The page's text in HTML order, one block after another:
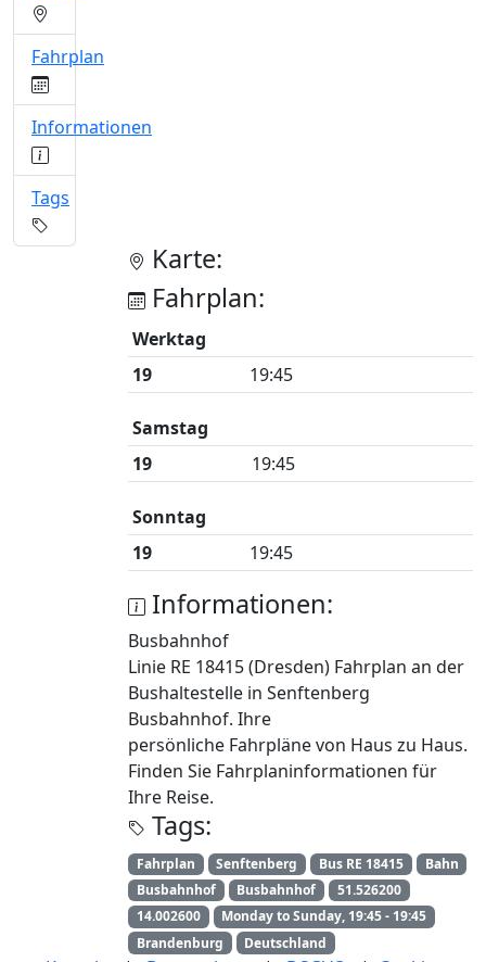
Karte:
Fahrplan:
Werktag
19
19:45
Samstag
19
19:45
Sonntag
19
19:45
Informationen:
Busbahnhof
Linie RE 18415 (Dresden) Fahrplan an der
Bushaltestelle in Senftenberg
Busbahnhof. Ihre
persönliche Fahrpläne von Haus zu Haus.
Finden Sie Fahrplaninformationen für
Ihre Reise.
Tags:
Fahrplan Senftenberg Bus RE 18415
Bahn
Busbahnhof
Busbahnhof
51.526200
14.002600
Monday to Sunday, 19:45 - 19:45
Brandenburg
Deutschland
Fahrplan
Informationen
Tags